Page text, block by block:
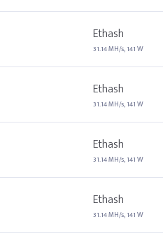
Ethash
31.14 MH/s, 141 W
Ethash
31.14 MH/s, 141 W
Ethash
31.14 MH/s, 141 W
Ethash
31.14 MH/s, 141 W